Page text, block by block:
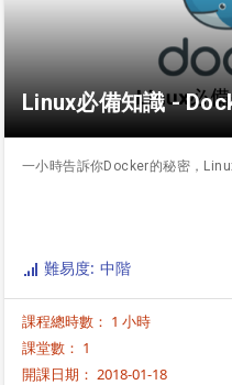
Linux必備知識 -
一小時告訴你Docker的秘密，
難易度: 中階
課程總時數： 1 小時
課堂數： 1
開課日期： 2018-01-18